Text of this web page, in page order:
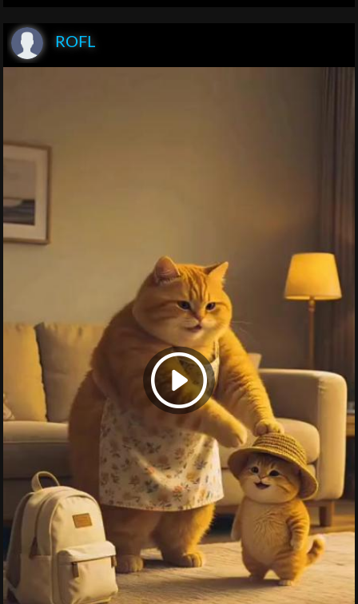
ROFL